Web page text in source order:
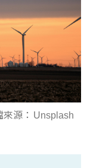
來源： Unsplash